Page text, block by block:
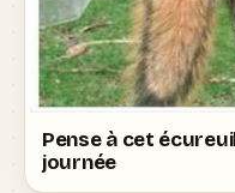
Pense à cet
journée